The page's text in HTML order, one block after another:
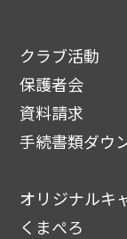
クラブ活動
保護者会
資料請求
手続書類ダウ
オリジナルキ
くまぺろ